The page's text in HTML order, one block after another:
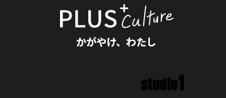
かがやけ、わたし
studio1